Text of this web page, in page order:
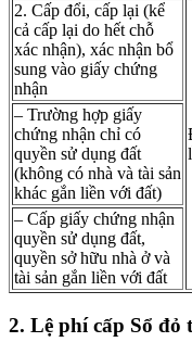
2. Cấp đổi, cấp lại (kể
cả cấp lại do hết chỗ
xác nhận), xác nhận bổ
sung vào giấy chứng
nhận
– Trường hợp giấy
chứng nhận chỉ có
quyền sử dụng đất
(không có nhà và tài sản
khác gắn liền với đất)
– Cấp giấy chứng nhận
quyền sử dụng đất,
quyền sở hữu nhà ở và
tài sản gắn liền với đất
2. Lệ phí cấp Sổ đỏ